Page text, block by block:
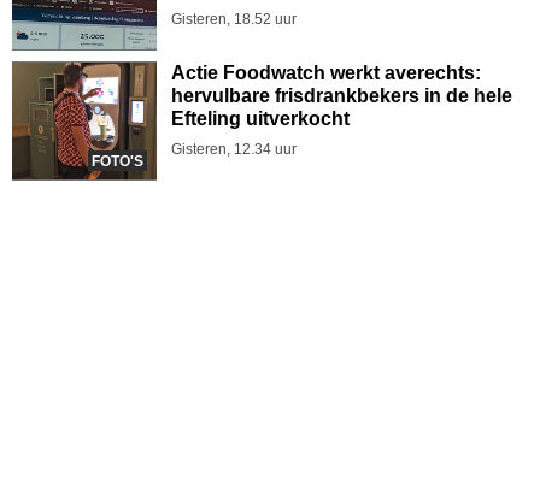
Gisteren, 18.52 uur
FOTO'S
Actie Foodwatch werkt averechts:
hervulbare frisdrankbekers in de hele
Efteling uitverkocht
Gisteren, 12.34 uur